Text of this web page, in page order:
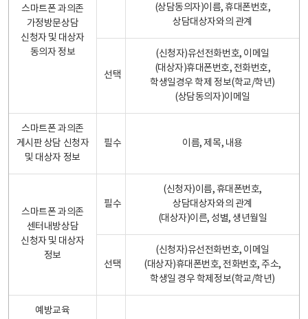
스마트폰 과의존
가정방문상담
신청자 및 대상자
동의자 정보
(상담동의자)이름, 휴대폰번호,
상담대상자와의 관계
선택
(신청자)유선전화번호, 이메일
(대상자)휴대폰번호, 전화번호,
학생일경우 학제 정보(학교/학년)
(상담동의자)이메일
스마트폰 과의존
게시판 상담 신청자
및 대상자 정보
필수 이름, 제목, 내용
스마트폰 과의존
센터내방상담
신청자 및 대상자
정보
필수
(신청자)이름, 휴대폰번호,
상담대상자와의 관계
(대상자)이른, 성별, 생년월일
선택
(신청자)유선전화번호, 이메일
(대상자)휴대폰번호, 전화번호, 주소,
학생일 경우 학제정보(학교/학년)
예방교육